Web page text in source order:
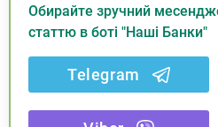
Обирайте зручний
статтю в боті "Наші Банки"
Telegram